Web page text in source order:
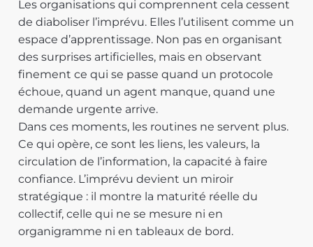
Les organisations qui comprennent cela cessent
de diaboliser l’imprévu. Elles l’utilisent comme un
espace d’apprentissage. Non pas en organisant
des surprises artificielles, mais en observant
finement ce qui se passe quand un protocole
échoue, quand un agent manque, quand une
demande urgente arrive.
Dans ces moments, les routines ne servent plus.
Ce qui opère, ce sont les liens, les valeurs, la
circulation de l’information, la capacité à faire
confiance. L’imprévu devient un miroir
stratégique : il montre la maturité réelle du
collectif, celle qui ne se mesure ni en
organigramme ni en tableaux de bord.